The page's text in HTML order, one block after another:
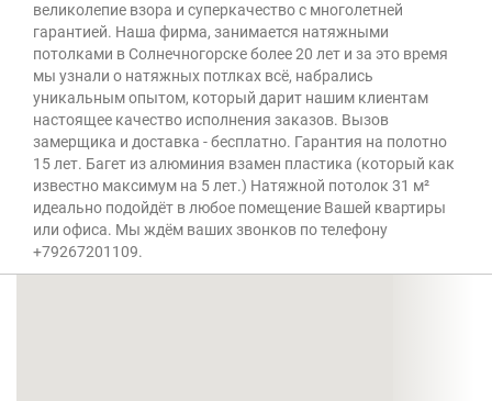
великолепие взора и суперкачество с многолетней
гарантией. Наша фирма, занимается натяжными
потолками в Солнечногорске более 20 лет и за это время
мы узнали о натяжных потлках всё, набрались
уникальным опытом, который дарит нашим клиентам
настоящее качество исполнения заказов. Вызов
замерщика и доставка - бесплатно. Гарантия на полотно
15 лет. Багет из алюминия взамен пластика (который как
известно максимум на 5 лет.) Натяжной потолок 31 м²
идеально подойдёт в любое помещение Вашей квартиры
или офиса. Мы ждём ваших звонков по телефону
+79267201109.